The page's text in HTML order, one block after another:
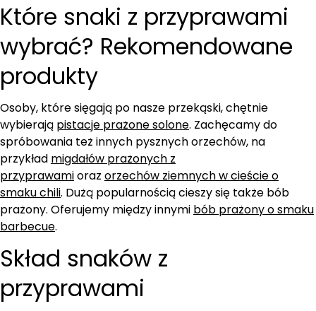
Które snaki z przyprawami
wybrać? Rekomendowane
produkty
Osoby, które sięgają po nasze przekąski, chętnie
wybierają pistacje prażone solone. Zachęcamy do
spróbowania też innych pysznych orzechów, na
przykład migdałów prażonych z
przyprawamioraz orzechów ziemnych w cieście o
smaku chili. Dużą popularnością cieszy się także bób
prażony. Oferujemy między innymi bób prażony o smaku
barbecue.
Skład snaków z
przyprawami